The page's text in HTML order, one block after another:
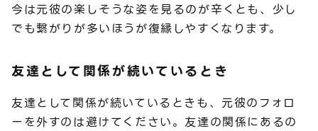
今は元彼の楽しそうな姿を見るのが辛くとも、少し
でも繋がりが多いほうが復縁しやすくなります。
友達として関係が続いているとき
友達として関係が続いているときも、元彼のフォロ
ーを外すのは避けてください。友達の関係にあるの